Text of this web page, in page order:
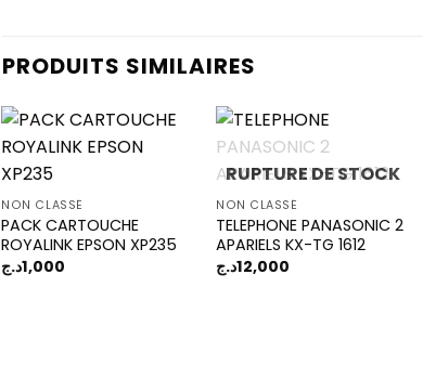
PRODUITS SIMILAIRES
wishlist
NON CLASSÉ
PACK CARTOUCHE
ROYALINK EPSON XP235
1,000د.ج
wishlist
RUPTURE DE STOCK
NON CLASSÉ
TELEPHONE PANASONIC 2
APARIELS KX-TG 1612
12,000د.ج